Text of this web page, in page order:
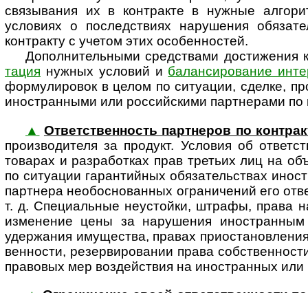
связывания их в контракте в нужные
условиях о последствиях нарушения
контракту с учетом этих особенностей.
Дополнительными средствами достижения
тация нужных условий и балансирование
формулировок в целом по ситуации, сделке,
ино­стран­ными или рос­сий­скими партнерами по
▲ Ответственность партнеров по
про­из­во­ди­теля за продукт. Условия об
товарах и разработках прав третьих лиц на
по ситуации гарантийных обязательствах
партнера необо­сно­ван­ных ограни­чений его
т. д. Специальные неустойки, штрафы, права
изменение цены за нарушения ино­стран­ным
удержания имущества, правах
венности, резервировании права
правовых мер воздействия на ино­стран­ных или